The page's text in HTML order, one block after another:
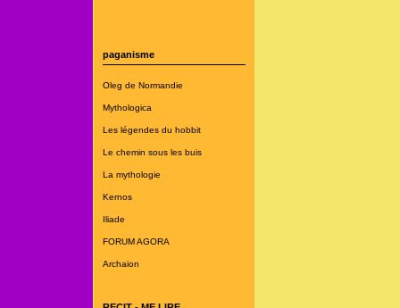
paganisme
Oleg de Normandie
Mythologica
Les légendes du hobbit
Le chemin sous les buis
La mythologie
Kernos
Iliade
FORUM AGORA
Archaion